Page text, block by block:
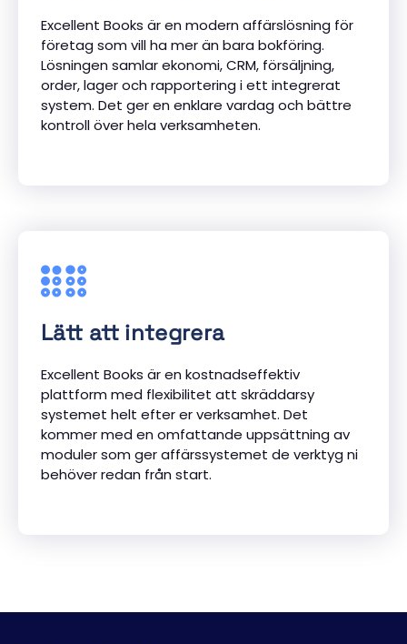
Excellent Books är en modern affärslösning för
företag som vill ha mer än bara bokföring.
Lösningen samlar ekonomi, CRM, försäljning,
order, lager och rapportering i ett integrerat
system. Det ger en enklare vardag och bättre
kontroll över hela verksamheten.
Lätt att integrera
Excellent Books är en kostnadseffektiv
plattform med flexibilitet att skräddarsy
systemet helt efter er verksamhet. Det
kommer med en omfattande uppsättning av
moduler som ger affärssystemet de verktyg ni
behöver redan från start.